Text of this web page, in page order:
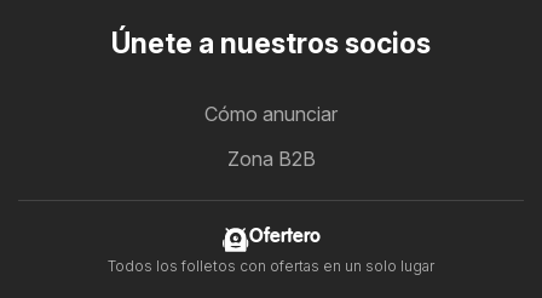
Únete a nuestros socios
Cómo anunciar
Zona B2B
Ofertero
Todos los folletos con ofertas en un solo lugar